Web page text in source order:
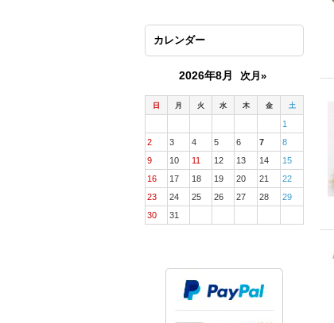
カレンダー
2026年8月 次月»
日 月 火 水 木 金 土
1
2
3 4 5 6 7
8
9
10 11 12 13 14
15
16
17 18 19 20 21
22
23
24 25 26 27 28
29
30
31